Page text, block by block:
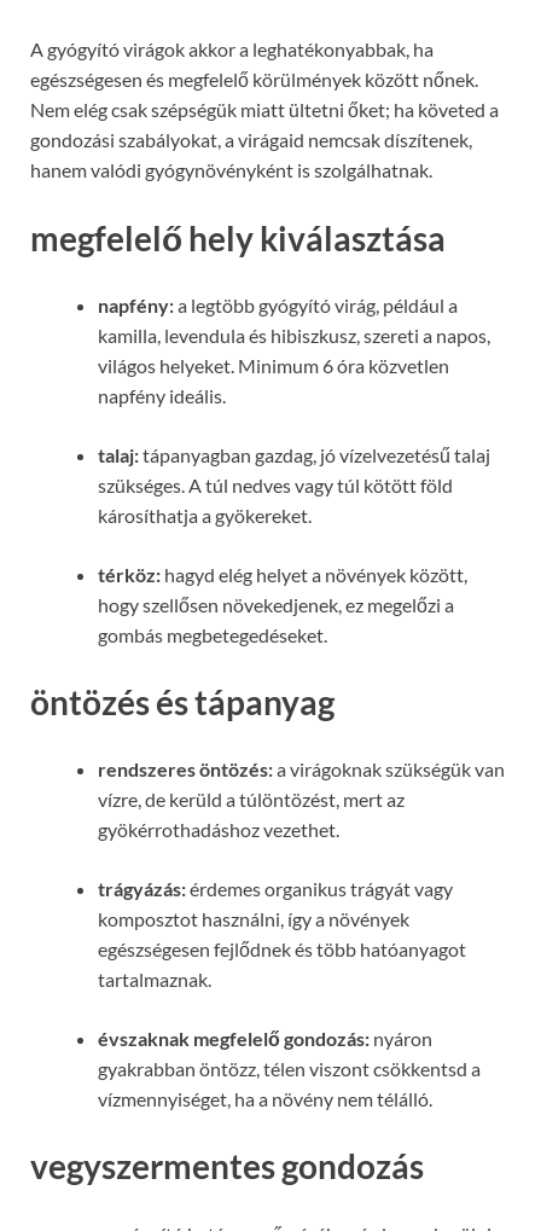
A gyógyító virágok akkor a leghatékonyabbak, ha
egészségesen és megfelelő körülmények között nőnek.
Nem elég csak szépségük miatt ültetni őket; ha követed a
gondozási szabályokat, a virágaid nemcsak díszítenek,
hanem valódi gyógynövényként is szolgálhatnak.
megfelelő hely kiválasztása
napfény:a legtöbb gyógyító virág, például a
kamilla, levendula és hibiszkusz, szereti a napos,
világos helyeket. Minimum 6 óra közvetlen
napfény ideális.
talaj:tápanyagban gazdag, jó vízelvezetésű talaj
szükséges. A túl nedves vagy túl kötött föld
károsíthatja a gyökereket.
térköz: hagyd elég helyet a növények között,
hogy szellősen növekedjenek, ez megelőzi a
gombás megbetegedéseket.
öntözés és tápanyag
rendszeres öntözés:a virágoknak szükségük van
vízre, de kerüld a túlöntözést, mert az
gyökérrothadáshoz vezethet.
trágyázás:érdemes organikus trágyát vagy
komposztot használni, így a növények
egészségesen fejlődnek és több hatóanyagot
tartalmaznak.
évszaknak megfelelő gondozás: nyáron
gyakrabban öntözz, télen viszont csökkentsd a
vízmennyiséget, ha a növény nem télálló.
vegyszermentes gondozás